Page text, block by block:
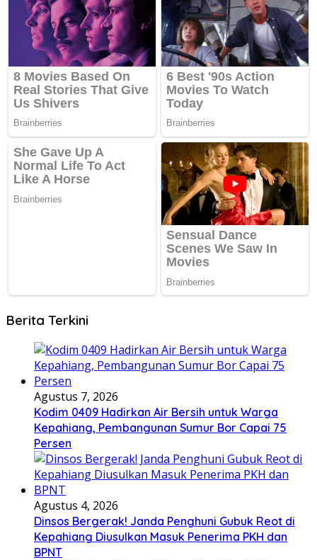
Berita Terkini
Agustus 7, 2026
Kodim 0409 Hadirkan Air Bersih untuk Warga
Kepahiang, Pembangunan Sumur Bor Capai 75
Persen
Agustus 4, 2026
Dinsos Bergerak! Janda Penghuni Gubuk Reot di
Kepahiang Diusulkan Masuk Penerima PKH dan
BPNT